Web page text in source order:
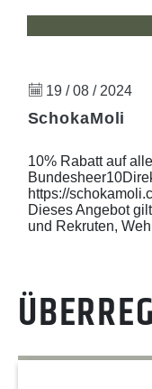
19 / 08 / 2024
SchokaMoli
10% Rabatt auf
https://
Dieses Angebot
und Rekruten, Weh